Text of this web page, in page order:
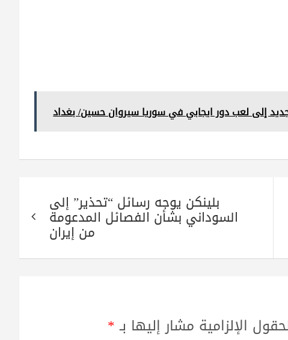
إلى لعب دور ايجابي في سوريا سيروان حسين/ بغداد
بلينكن يوجه رسائل “تحذير” إلى
السوداني بشأن الفصائل المدعومة
من إيران
الإلزامية مشار إليها بـ*